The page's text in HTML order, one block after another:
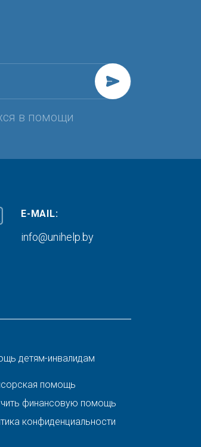
в помощи
E-MAIL:
info@unihelp.by
детям-инвалидам
помощь
финансовую помощь
конфиденциальности